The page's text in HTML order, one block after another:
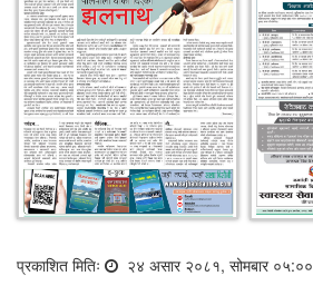
प्रकाशित मितिः २४ असार २०८१, सोमबार ०५:००